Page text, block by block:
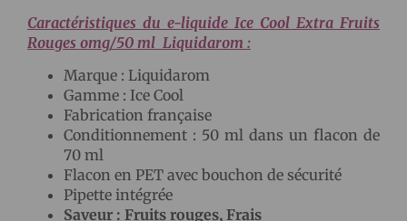
Caractéristiques du e-liquide Ice Cool Extra Fruits
Rouges omg/50 ml Liquidarom :
Marque : Liquidarom
Gamme : Ice Cool
Fabrication française
Conditionnement : 50 ml dans un flacon de
70 ml
Flacon en PET avec bouchon de sécurité
Pipette intégrée
Saveur : Fruits rouges, Frais